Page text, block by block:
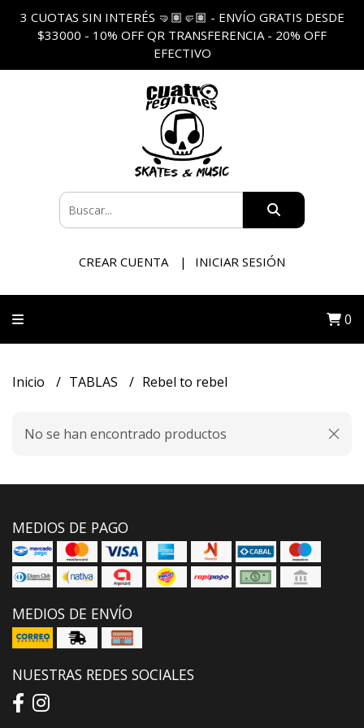
3 CUOTAS SIN INTERÉS 🤜🏽🤛🏽 - ENVÍO GRATIS DESDE
$33000 - 10% OFF QR TRANSFERENCIA - 20% OFF
EFECTIVO
CREAR CUENTA INICIAR SESIÓN
0
Inicio TABLAS Rebel to rebel
No se han encontrado productos
MEDIOS DE PAGO
MEDIOS DE ENVÍO
NUESTRAS REDES SOCIALES